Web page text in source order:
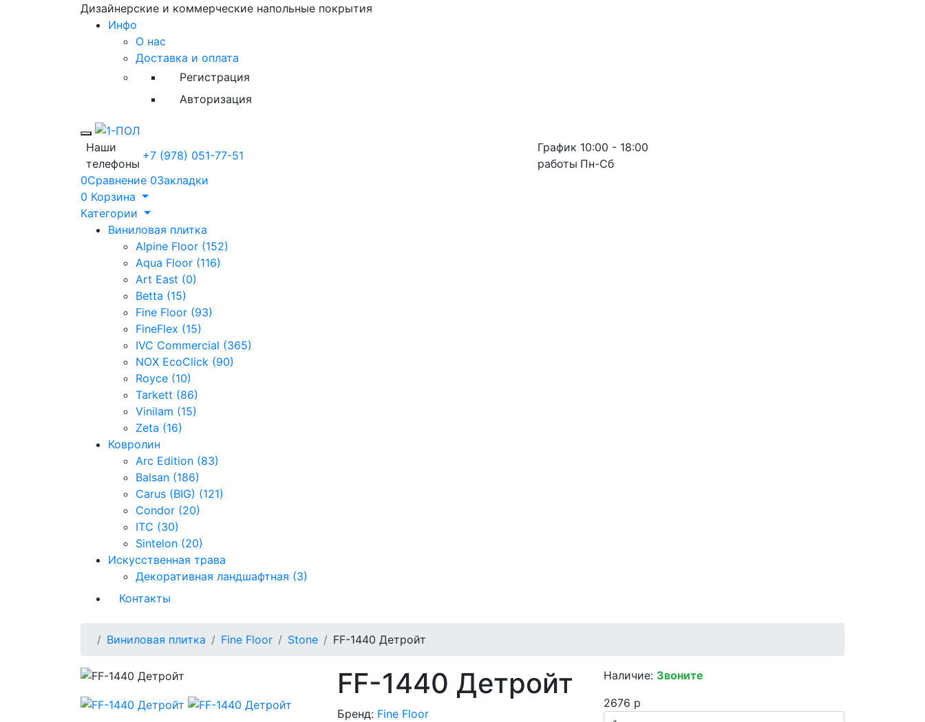
Дизайнерские и коммерческие напольные покрытия
Инфо
О нас
Доставка и оплата
Регистрация
Авторизация
Toggle mobile menu
Наши
телефоны
+7 (978) 051-77-51
График
работы
10:00 - 18:00
Пн-Сб
0Сравнение 0Закладки
0 Корзина
Категории
Виниловая плитка
Alpine Floor (152)
Aqua Floor (116)
Art East (0)
Betta (15)
Fine Floor (93)
FineFlex (15)
IVC Commercial (365)
NOX EcoClick (90)
Royce (10)
Tarkett (86)
Vinilam (15)
Zeta (16)
Ковролин
Arc Edition (83)
Balsan (186)
Carus (BIG) (121)
Condor (20)
ITC (30)
Sintelon (20)
Искусственная трава
Декоративная ландшафтная (3)
Контакты
Виниловая плитка Fine Floor Stone FF-1440 Детройт
FF-1440 Детройт
Бренд: Fine Floor
Наличие: Звоните
2676 р